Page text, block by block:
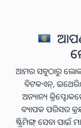
ଆମର ସବୁଠାରୁ
ବିଟକଏନ୍,
ଅନ୍ୟାନ୍ୟ
ବ୍ୟାପକ ପରିସର
ଷ୍ଟ୍ରିମିଙ୍ଗ୍ ସେବା